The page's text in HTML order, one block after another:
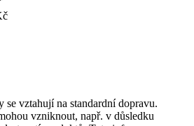
vztahují na standardní dopravu.
vzniknout, např. v důsledku